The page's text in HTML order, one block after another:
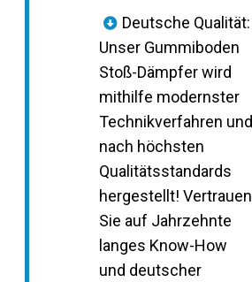
Deutsche Qualität:
Unser Gummiboden
Stoß-Dämpfer wird
mithilfe modernster
Technikverfahren und
nach höchsten
Qualitätsstandards
hergestellt! Vertrauen
Sie auf Jahrzehnte
langes Know-How
und deutscher